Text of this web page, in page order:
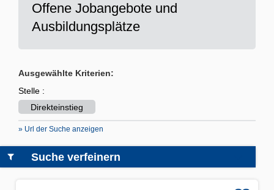
Offene Jobangebote und
Ausbildungsplätze
Ausgewählte Kriterien:
Stelle :
Direkteinstieg
» Url der Suche anzeigen
Suche verfeinern